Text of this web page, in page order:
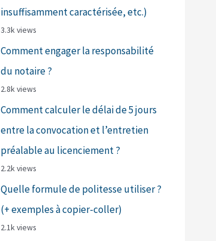
insuffisamment caractérisée, etc.)
3.3k views
Comment engager la responsabilité
du notaire ?
2.8k views
Comment calculer le délai de 5 jours
entre la convocation et l’entretien
préalable au licenciement ?
2.2k views
Quelle formule de politesse utiliser ?
(+ exemples à copier-coller)
2.1k views